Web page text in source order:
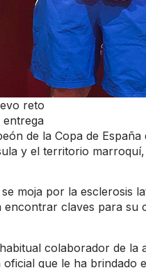
reto
entrega
de la Copa de España
y el territorio
moja por la esclerosis
encontrar claves para su
colaborador de la
que le ha brindado